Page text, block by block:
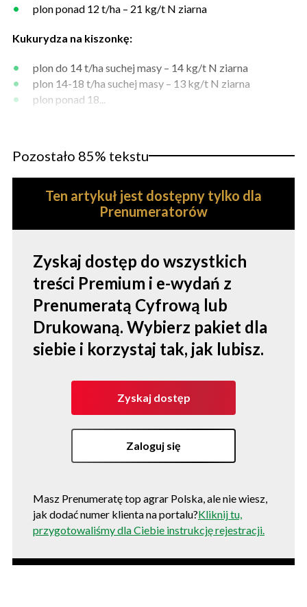
plon ponad 12 t/ha – 21 kg/t N ziarna
Kukurydza na kiszonkę:
plon do 14 t/ha suchej masy – 14 kg/t N ziarna
plon 14-18 t/ha suchej masy – 13 kg/t N ziarna
plon ponad 18...
Pozostało 85% tekstu
Ten artykuł jest dostępny tylko dla
Prenumeratorów
Zyskaj dostęp do wszystkich
treści Premium i e-wydań z
Prenumeratą Cyfrową lub
Drukowaną. Wybierz pakiet dla
siebie i korzystaj tak, jak lubisz.
Zyskaj dostęp
Zaloguj się
Masz Prenumeratę top agrar Polska, ale nie wiesz,
jak dodać numer klienta na portalu?Kliknij tu,
przygotowaliśmy dla Ciebie instrukcję rejestracji.